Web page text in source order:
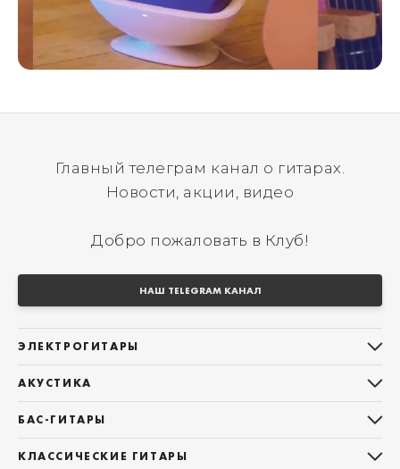
Главный телеграм канал о гитарах.
Новости, акции, видео
Добро пожаловать в Клуб!
НАШ TELEGRAM КАНАЛ
ЭЛЕКТРОГИТАРЫ
Telecaster
Les Paul
АКУСТИКА
Фолки (ОМ, 000, 00)
БАС-ГИТАРЫ
КЛАССИЧЕСКИЕ ГИТАРЫ